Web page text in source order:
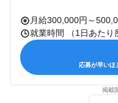
月給300,000円～
応募が早いほ
掲載